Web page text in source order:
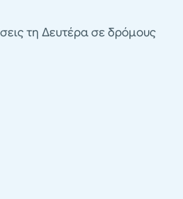
τη Δευτέρα σε δρόμους